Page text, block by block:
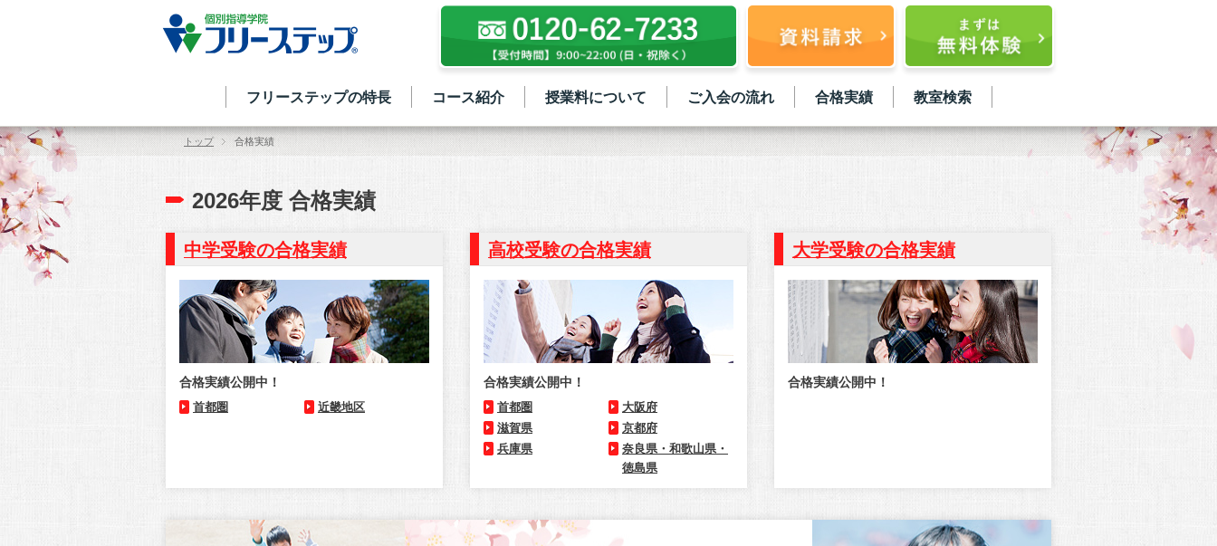
フリーステップの特長 コース紹介 授業料について ご入会の流れ 合格実績 教室検索
トップ 合格実績
2026年度 合格実績
中学受験の合格実績
合格実績公開中！
首都圏 近畿地区
高校受験の合格実績
合格実績公開中！
首都圏
大阪府
滋賀県
京都府
兵庫県
奈良県・和歌山県・
徳島県
大学受験の合格実績
合格実績公開中！